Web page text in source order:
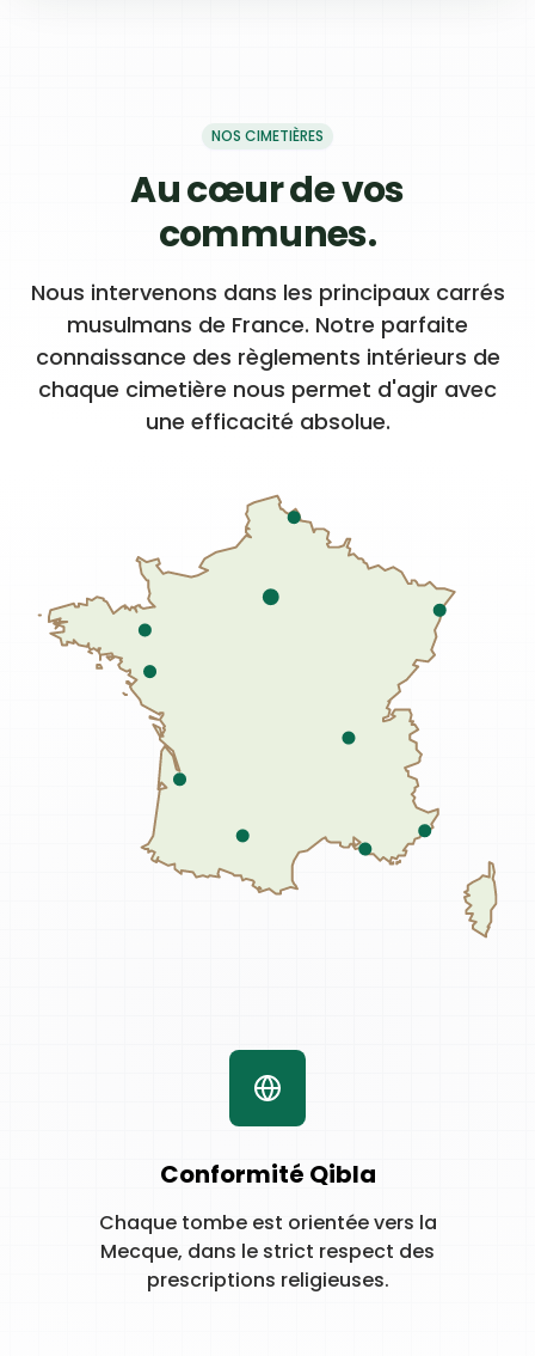
NOS CIMETIÈRES
Au cœur de vos
communes.
Nous intervenons dans les principaux carrés
musulmans de France. Notre parfaite
connaissance des règlements intérieurs de
chaque cimetière nous permet d'agir avec
une efficacité absolue.
Conformité Qibla
Chaque tombe est orientée vers la
Mecque, dans le strict respect des
prescriptions religieuses.